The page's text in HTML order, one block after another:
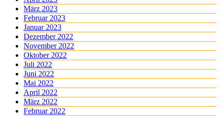
März 2023
Februar 2023
Januar 2023
Dezember 2022
November 2022
Oktober 2022
Juli 2022
Juni 2022
Mai 2022
April 2022
März 2022
Februar 2022